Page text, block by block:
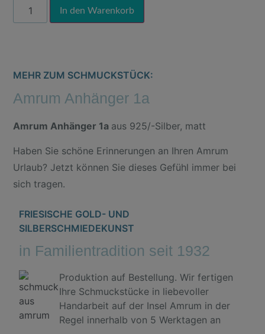
In den Warenkorb
MEHR ZUM SCHMUCKSTÜCK:
Amrum Anhänger 1a
Amrum Anhänger 1a aus 925/-Silber, matt
Haben Sie schöne Erinnerungen an Ihren Amrum
Urlaub? Jetzt können Sie dieses Gefühl immer bei
sich tragen.
FRIESISCHE GOLD- UND
SILBERSCHMIEDEKUNST
in Familientradition seit 1932
Produktion auf Bestellung. Wir fertigen
Ihre Schmuckstücke in liebevoller
Handarbeit auf der Insel Amrum in der
Regel innerhalb von 5 Werktagen an